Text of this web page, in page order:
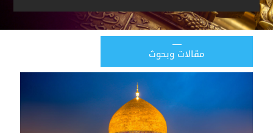
مقالات وبحوث